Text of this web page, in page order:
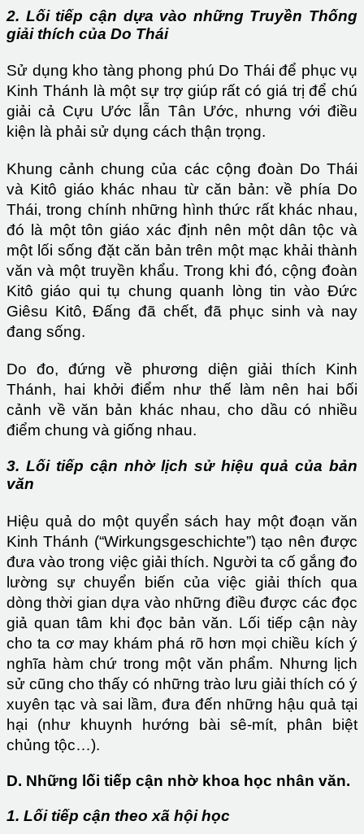
2. Lối tiếp cận dựa vào những Truyền Thống
giải thích của Do Thái
Sử dụng kho tàng phong phú Do Thái để phục vụ
Kinh Thánh là một sự trợ giúp rất có giá trị để chú
giải cả Cựu Ước lẫn Tân Ước, nhưng với điều
kiện là phải sử dụng cách thận trọng.
Khung cảnh chung của các cộng đoàn Do Thái
và Kitô giáo khác nhau từ căn bản: về phía Do
Thái, trong chính những hình thức rất khác nhau,
đó là một tôn giáo xác định nên một dân tộc và
một lối sống đặt căn bản trên một mạc khải thành
văn và một truyền khẩu. Trong khi đó, cộng đoàn
Kitô giáo qui tụ chung quanh lòng tin vào Đức
Giêsu Kitô, Đấng đã chết, đã phục sinh và nay
đang sống.
Do đo, đứng về phương diện giải thích Kinh
Thánh, hai khởi điểm như thế làm nên hai bối
cảnh về văn bản khác nhau, cho dầu có nhiều
điểm chung và giống nhau.
3. Lối tiếp cận nhờ lịch sử hiệu quả của bản
văn
Hiệu quả do một quyển sách hay một đoạn văn
Kinh Thánh (“Wirkungsgeschichte”) tạo nên được
đưa vào trong việc giải thích. Người ta cố gắng đo
lường sự chuyển biến của việc giải thích qua
dòng thời gian dựa vào những điều được các đọc
giả quan tâm khi đọc bản văn. Lối tiếp cận này
cho ta cơ may khám phá rõ hơn mọi chiều kích ý
nghĩa hàm chứ trong một văn phẩm. Nhưng lịch
sử cũng cho thấy có những trào lưu giải thích có ý
xuyên tạc và sai lầm, đưa đến những hậu quả tại
hại (như khuynh hướng bài sê-mít, phân biệt
chủng tộc…).
D. Những lối tiếp cận nhờ khoa học nhân văn.
1. Lối tiếp cận theo xã hội học